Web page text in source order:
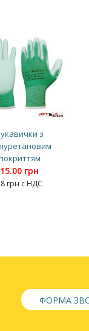
з
15.00 грн
грн с НДС
ФОРМА